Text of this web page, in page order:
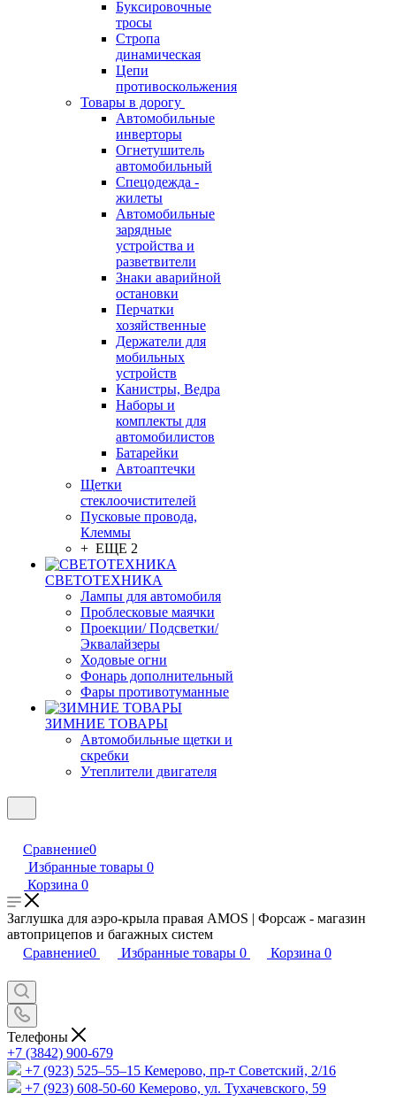
Буксировочные
тросы
Стропа
динамическая
Цепи
противоскольжения
Товары в дорогу
Автомобильные
инверторы
Огнетушитель
автомобильный
Спецодежда -
жилеты
Автомобильные
зарядные
устройства и
разветвители
Знаки аварийной
остановки
Перчатки
хозяйственные
Держатели для
мобильных
устройств
Канистры, Ведра
Наборы и
комплекты для
автомобилистов
Батарейки
Автоаптечки
Щетки
стеклоочистителей
Пусковые провода,
Клеммы
+ ЕЩЕ 2
СВЕТОТЕХНИКА
Лампы для автомобиля
Проблесковые маячки
Проекции/ Подсветки/
Эквалайзеры
Ходовые огни
Фонарь дополнительный
Фары противотуманные
ЗИМНИЕ ТОВАРЫ
Автомобильные щетки и
скребки
Утеплители двигателя
Сравнение0
Избранные товары 0
Корзина 0
Заглушка для аэро-крыла правая AMOS | Форсаж - магазин
автоприцепов и багажных систем
Сравнение0 Избранные товары 0 Корзина 0
Телефоны
+7 (3842) 900-679
+7 (923) 525–55–15 Кемерово, пр-т Советский, 2/16
+7 (923) 608-50-60 Кемерово, ул. Тухачевского, 59